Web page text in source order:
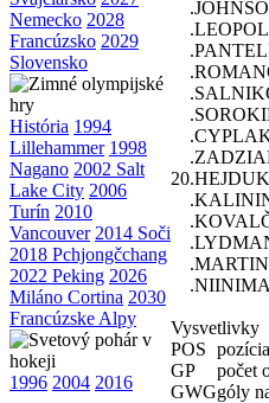
Nemecko 2028
Francúzsko 2029
Slovensko
História 1994
Lillehammer 1998
Nagano 2002 Salt
Lake City 2006
Turín 2010
Vancouver 2014 Soči
2018 Pchjongčchang
2022 Peking 2026
Miláno Cortina 2030
Francúzske Alpy
1996 2004 2016
.
.
.
.
.
.
.
.
20.
.
.
.
.
.
Vysvetlivky
POS
GP
počet
GWGgóly